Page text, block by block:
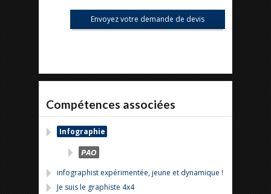
Compétences associées
Infographie
PAO
infographist expérimentée, jeune et dynamique !
Je suis le graphiste 4x4